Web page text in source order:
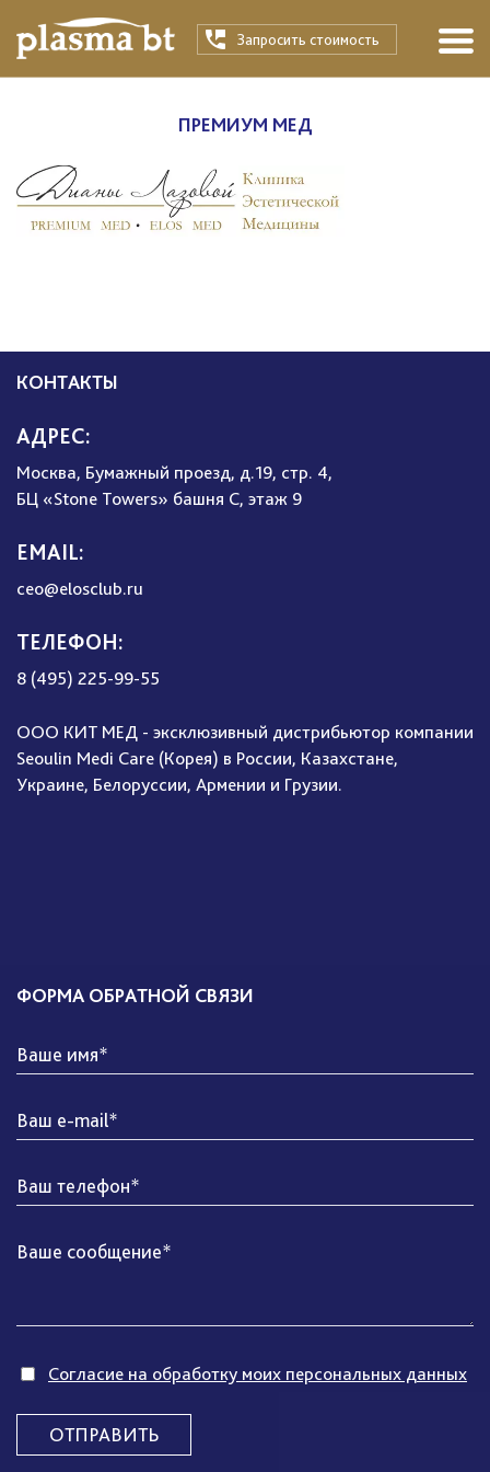
Запросить стоимость
ПРЕМИУМ МЕД
КОНТАКТЫ
АДРЕС:
Москва, Бумажный проезд, д.19, стр. 4,
БЦ «Stone Towers» башня C, этаж 9
EMAIL:
ceo@elosclub.ru
ТЕЛЕФОН:
8 (495) 225-99-55
ООО КИТ МЕД - эксклюзивный дистрибьютор компании
Seoulin Medi Care (Корея) в России, Казахстане,
Украине, Белоруссии, Армении и Грузии.
ФОРМА ОБРАТНОЙ СВЯЗИ
Согласие на обработку моих персональных данных